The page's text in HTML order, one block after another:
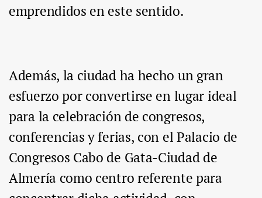
emprendidos en este sentido.
Además, la ciudad ha hecho un gran
esfuerzo por convertirse en lugar ideal
para la celebración de congresos,
conferencias y ferias, con el Palacio de
Congresos Cabo de Gata-Ciudad de
Almería como centro referente para